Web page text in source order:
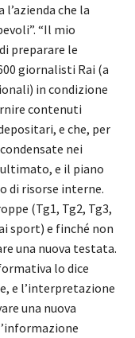
che la
“Il mio
preparare le
giornalisti Rai (a
in condizione
contenuti
e che, per
nei
e il piano
di risorse interne.
(Tg1, Tg2, Tg3,
sport) e finché non
una nuova testata.
lo dice
e l’interpretazione
una nuova